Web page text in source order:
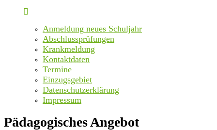
Anmeldung neues Schuljahr
Abschlussprüfungen
Krankmeldung
Kontaktdaten
Termine
Einzugsgebiet
Datenschutzerklärung
Impressum
Pädagogisches Angebot